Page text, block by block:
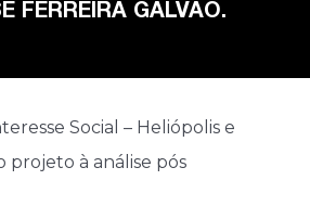
FERREIRA GALVÃO.
Social – Heliópolis e
projeto à análise pós